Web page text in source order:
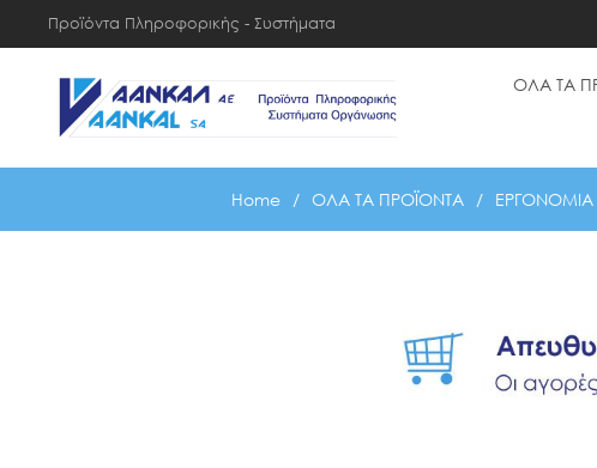
Προϊόντα Πληροφορικής - Συστήματα
ΟΛΑ ΤΑ
Home / ΟΛΑ ΤΑ ΠΡΟΪΟΝΤΑ /